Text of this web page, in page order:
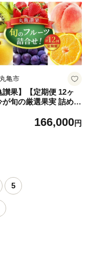
地直送 旬の果物 フル
フト フルーツ定期 フ
定期便 果物定期 果物
人気果物 人気フルー
り寄せ 冷蔵 冷蔵配送
亀市
讃果】【定期便 12ヶ
が旬の厳選果実 詰め合
柿 みかん いちご せと
定期便 人気果物 人気
香川 丸亀
166,000円
5